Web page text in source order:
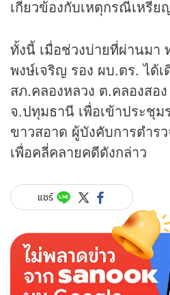
เกี่ยวข้องกับเหตุกรณีเหรี
ทั้งนี้ เมื่อช่วงบ่ายที่ผ่านมา
พงษ์เจริญ รอง ผบ.ตร. ได้
สภ.คลองหลวง ต.คลองสอ
จ.ปทุมธานี เพื่อเข้าประชุ
ขาวสอาด ผู้บังคับการตำร
เพื่อคลี่คลายคดีดังกล่าว
แชร์